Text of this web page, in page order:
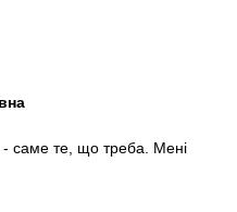
- саме те, що треба. Мені